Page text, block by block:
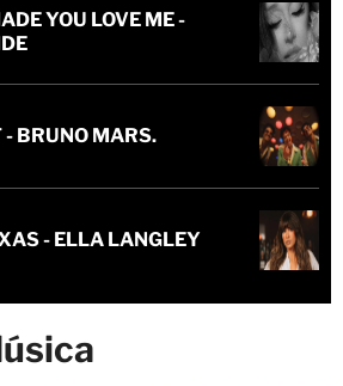
YOU LOVE ME -
- BRUNO MARS.
- ELLA LANGLEY